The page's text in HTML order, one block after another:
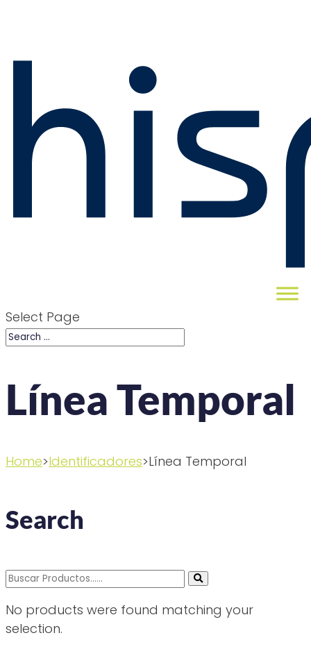
Select Page
Línea Temporal
Home>Identificadores>Línea Temporal
Search
Search
No products were found matching your
selection.